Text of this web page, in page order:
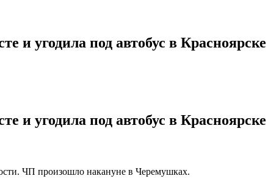
и угодила под автобус в Красноярске
и угодила под автобус в Красноярске
ЧП произошло накануне в Черемушках.